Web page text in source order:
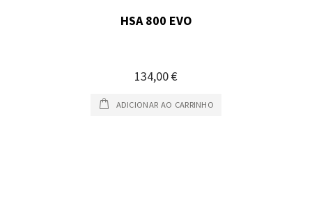
HSA 800 EVO
134,00 €
ADICIONAR AO CARRINHO